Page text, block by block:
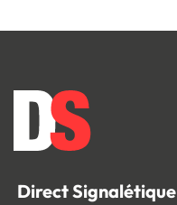
Direct Signalétique